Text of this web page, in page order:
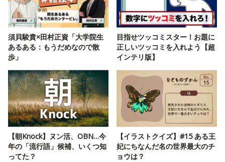
須貝駿貴×田村正資「大学院生
あるある：もうだめなので散
歩」
目指せツッコミスター！お題に
正しいツッコミを入れよう【超
インテリ版】
【朝Knock】ヌン活、OBN…今
年の「流行語」候補、いくつ知
ってた？
【イラストクイズ】#15 ある王
妃にちなんだ名の世界最大のチ
ョウは？